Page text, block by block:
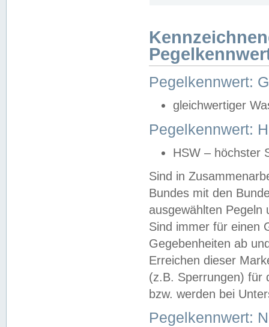
Pegelkennwert:
gleichwertiger
Pegelkennwert:
HSW – höchster
Sind in
Bundes mit den
ausgewählten
Sind immer für einen
Gegebenheiten ab
Erreichen dieser
(z.B. Sperrungen) für
bzw. werden bei
Pegelkennwert: